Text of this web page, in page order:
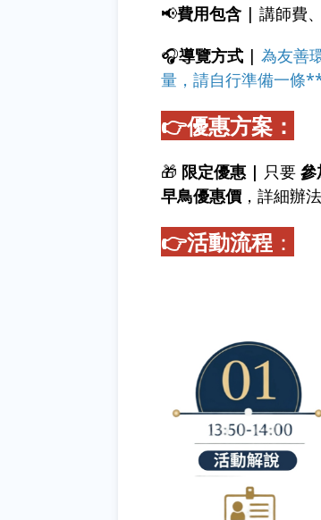
📢費用包含 | 講師費
🎧導覽方式 | 為友善
量，請自行準備一條
👉優惠方案：
🎁 限定優惠 | 只要 參
早鳥優惠價 ，詳細辦
👉活動流程 ：